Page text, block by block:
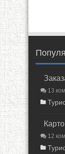
13
12